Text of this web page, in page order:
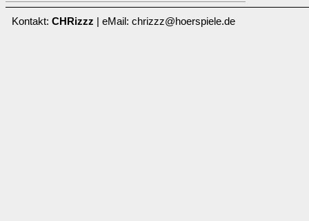
Kontakt: CHRizzz | eMail: chrizzz@hoerspiele.de